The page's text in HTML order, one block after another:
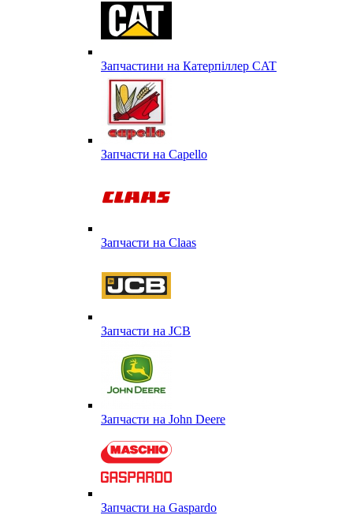
Запчастини на Катерпіллер CAT
Запчасти на Capello
Запчасти на Сlaas
Запчасти на JCB
Запчасти на John Deere
Запчасти на Gaspardo